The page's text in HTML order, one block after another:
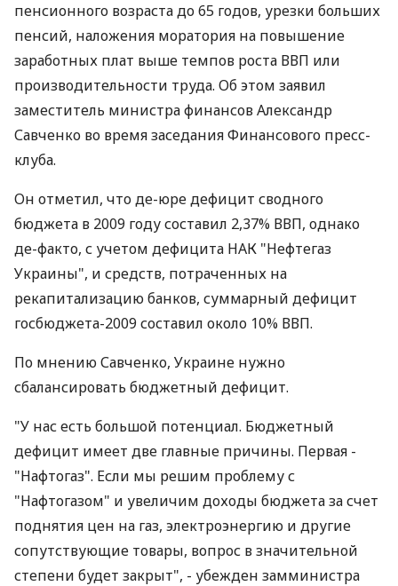
пенсионного возраста до 65 годов, урезки больших
пенсий, наложения моратория на повышение
заработных плат выше темпов роста ВВП или
производительности труда. Об этом заявил
заместитель министра финансов Александр
Савченко во время заседания Финансового пресс-
клуба.
Он отметил, что де-юре дефицит сводного
бюджета в 2009 году составил 2,37% ВВП, однако
де-факто, с учетом дефицита НАК "Нефтегаз
Украины", и средств, потраченных на
рекапитализацию банков, суммарный дефицит
госбюджета-2009 составил около 10% ВВП.
По мнению Савченко, Украине нужно
сбалансировать бюджетный дефицит.
"У нас есть большой потенциал. Бюджетный
дефицит имеет две главные причины. Первая -
"Нафтогаз". Если мы решим проблему с
"Нафтогазом" и увеличим доходы бюджета за счет
поднятия цен на газ, электроэнергию и другие
сопутствующие товары, вопрос в значительной
степени будет закрыт", - убежден замминистра